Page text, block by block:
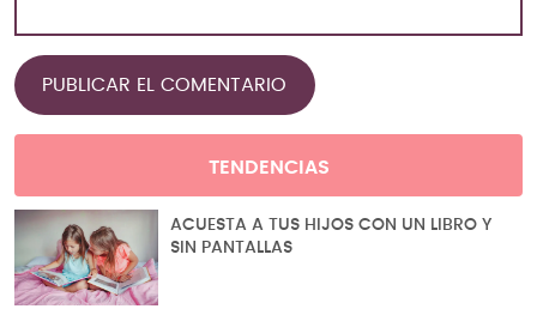
TENDENCIAS
ACUESTA A TUS HIJOS CON UN LIBRO Y
SIN PANTALLAS